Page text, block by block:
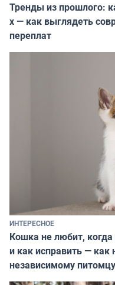
Тренды из прошлого:
х — как выглядеть
переплат
ИНТЕРЕСНОЕ
Кошка не любит,
и как исправить —
независимому питомцу